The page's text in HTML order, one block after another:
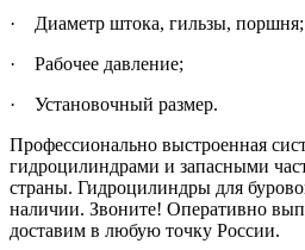
· Диаметр штока, гильзы, поршня;
· Рабочее давление;
· Установочный размер.
Профессионально выстроенная
гидроцилиндрами и запасными
страны. Гидроцилиндры для
наличии. Звоните! Оперативно
доставим в любую точку России.